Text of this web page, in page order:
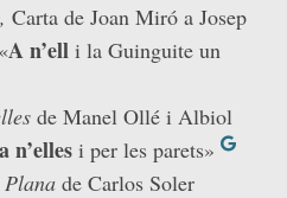
Carta de Joan Miró a Josep
A n’ell i la Guinguite un
de Manel Ollé i Albiol
a n’elles i per les parets»
Plana de Carlos Soler